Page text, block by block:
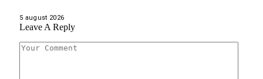
5 august 2026
Leave A Reply